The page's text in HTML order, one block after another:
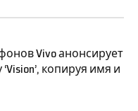
Vivo анонсирует
копируя имя и